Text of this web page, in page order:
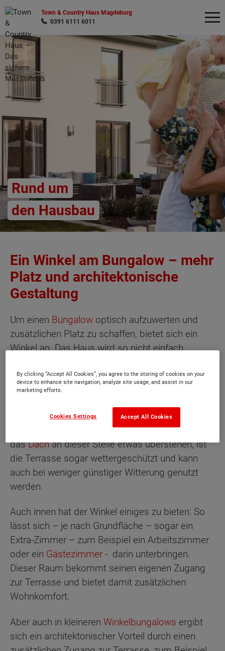
Town & Country Haus Magdeburg
0391 6111 6011
Rund um
den Hausbau
Ein Winkel am Bungalow – mehr
Platz und architektonische
Gestaltung
Um einen Bungalow optisch aufzuwerten und
zusätzlichen Platz zu schaffen, bietet sich ein
Winkel an. Das Haus wird so nicht einfach
gebaut.
Raum im Garten, der ideal für eine großzügige
Terrasse genutzt werden kann. Lässt man
dasDachan dieser Stelle etwas überstehen, ist
die Terrasse sogar wettergeschützt und kann
auch bei weniger günstiger Witterung genutzt
werden.
Auch innen hat der Winkel einiges zu bieten: So
lässt sich – je nach Grundfläche – sogar ein
Extra-Zimmer – zum Beispiel ein Arbeitszimmer
oder ein Gästezimmer - darin unterbringen.
Dieser Raum bekommt seinen eigenen Zugang
zur Terrasse und bietet damit zusätzlichen
Wohnkomfort.
Aber auch in kleineren Winkelbungalows ergibt
sich ein architektonischer Vorteil durch einen
Wonach möchten Sie suchen?
By clicking “Accept All Cookies”, you agree to the storing of cookies on your
device to enhance site navigation, analyze site usage, and assist in our
marketing efforts.
Accept All Cookies
Cookies Settings